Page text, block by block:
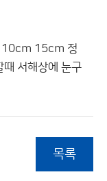
10cm 15cm 정
때 서해상에 눈구
목록